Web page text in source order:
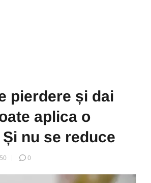
pierdere și dai
aplica o
nu se reduce
0